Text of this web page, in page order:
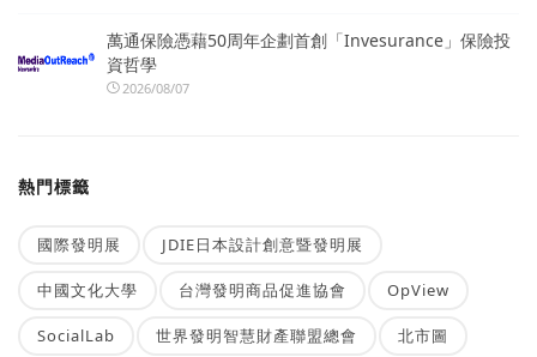
萬通保險憑藉50周年企劃首創「Invesurance」保險投
資哲學
2026/08/07
熱門標籤
國際發明展 JDIE日本設計創意暨發明展
中國文化大學 台灣發明商品促進協會 OpView
SocialLab 世界發明智慧財產聯盟總會 北市圖